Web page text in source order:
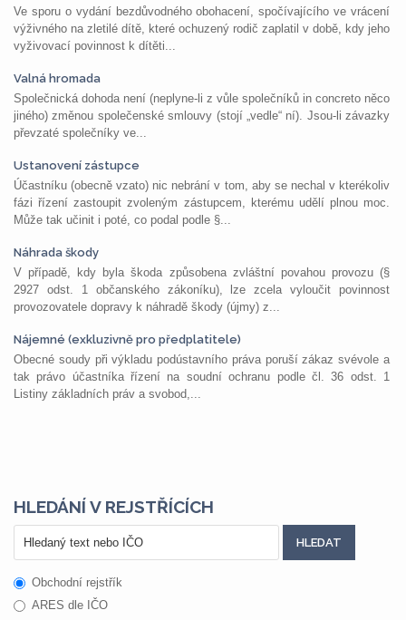
Ve sporu o vydání bezdůvodného obohacení, spočívajícího ve vrácení
výživného na zletilé dítě, které ochuzený rodič zaplatil v době, kdy jeho
vyživovací povinnost k dítěti...
Valná hromada
Společnická dohoda není (neplyne-li z vůle společníků in concreto něco
jiného) změnou společenské smlouvy (stojí „vedle“ ní). Jsou-li závazky
převzaté společníky ve...
Ustanovení zástupce
Účastníku (obecně vzato) nic nebrání v tom, aby se nechal v kterékoliv
fázi řízení zastoupit zvoleným zástupcem, kterému udělí plnou moc.
Může tak učinit i poté, co podal podle §...
Náhrada škody
V případě, kdy byla škoda způsobena zvláštní povahou provozu (§
2927 odst. 1 občanského zákoníku), lze zcela vyloučit povinnost
provozovatele dopravy k náhradě škody (újmy) z...
Nájemné (exkluzivně pro předplatitele)
Obecné soudy při výkladu podústavního práva poruší zákaz svévole a
tak právo účastníka řízení na soudní ochranu podle čl. 36 odst. 1
Listiny základních práv a svobod,...
HLEDÁNÍ V REJSTŘÍCÍCH
Obchodní rejstřík
ARES dle IČO